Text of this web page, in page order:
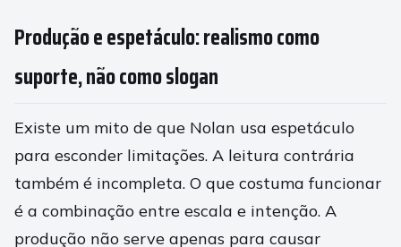
Produção e espetáculo: realismo como
suporte, não como slogan
Existe um mito de que Nolan usa espetáculo
para esconder limitações. A leitura contrária
também é incompleta. O que costuma funcionar
é a combinação entre escala e intenção. A
produção não serve apenas para causar